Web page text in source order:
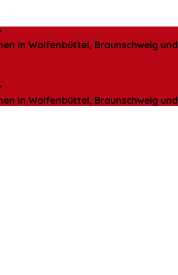
in Wolfenbüttel, Braunschweig
in Wolfenbüttel, Braunschweig